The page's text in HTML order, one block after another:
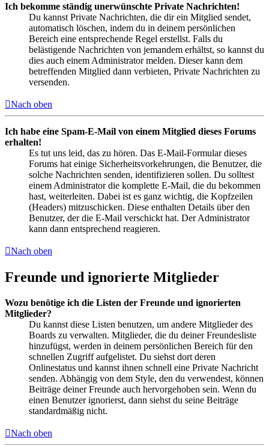
Ich bekomme ständig unerwünschte Private Nachrichten!
Du kannst Private Nachrichten, die dir ein Mitglied sendet,
automatisch löschen, indem du in deinem persönlichen
Bereich eine entsprechende Regel erstellst. Falls du
belästigende Nachrichten von jemandem erhältst, so kannst du
dies auch einem Administrator melden. Dieser kann dem
betreffenden Mitglied dann verbieten, Private Nachrichten zu
versenden.
Nach oben
Ich habe eine Spam-E-Mail von einem Mitglied dieses Forums
erhalten!
Es tut uns leid, das zu hören. Das E-Mail-Formular dieses
Forums hat einige Sicherheitsvorkehrungen, die Benutzer, die
solche Nachrichten senden, identifizieren sollen. Du solltest
einem Administrator die komplette E-Mail, die du bekommen
hast, weiterleiten. Dabei ist es ganz wichtig, die Kopfzeilen
(Headers) mitzuschicken. Diese enthalten Details über den
Benutzer, der die E-Mail verschickt hat. Der Administrator
kann dann entsprechend reagieren.
Nach oben
Freunde und ignorierte Mitglieder
Wozu benötige ich die Listen der Freunde und ignorierten
Mitglieder?
Du kannst diese Listen benutzen, um andere Mitglieder des
Boards zu verwalten. Mitglieder, die du deiner Freundesliste
hinzufügst, werden in deinem persönlichen Bereich für den
schnellen Zugriff aufgelistet. Du siehst dort deren
Onlinestatus und kannst ihnen schnell eine Private Nachricht
senden. Abhängig von dem Style, den du verwendest, können
Beiträge deiner Freunde auch hervorgehoben sein. Wenn du
einen Benutzer ignorierst, dann siehst du seine Beiträge
standardmäßig nicht.
Nach oben